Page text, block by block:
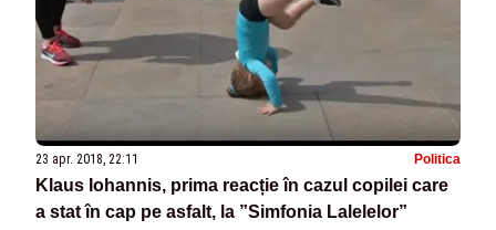
23 apr. 2018, 22:11 Politica
Klaus Iohannis, prima reacție în cazul copilei care
a stat în cap pe asfalt, la ”Simfonia Lalelelor”